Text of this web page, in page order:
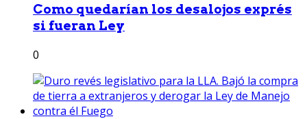
Como quedarían los desalojos exprés
si fueran Ley
0